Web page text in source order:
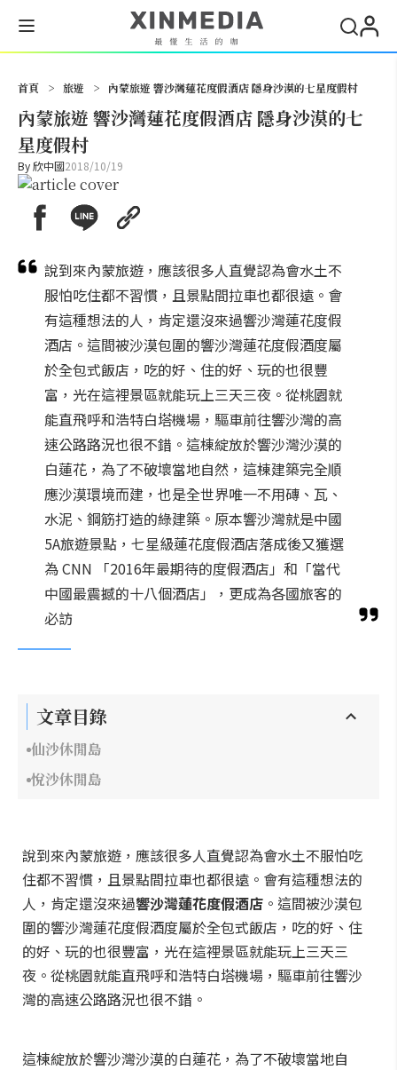
首頁 > 旅遊 > 內蒙旅遊 響沙灣蓮花度假酒店 隱身沙漠的七星度假村
內蒙旅遊 響沙灣蓮花度假酒店 隱身沙漠的七
星度假村
By欣中國2018/10/19
說到來內蒙旅遊，應該很多人直覺認為會水土不
服怕吃住都不習慣，且景點間拉車也都很遠。會
有這種想法的人，肯定還沒來過響沙灣蓮花度假
酒店。這間被沙漠包圍的響沙灣蓮花度假酒度屬
於全包式飯店，吃的好、住的好、玩的也很豐
富，光在這裡景區就能玩上三天三夜。從桃園就
能直飛呼和浩特白塔機場，驅車前往響沙灣的高
速公路路況也很不錯。這棟綻放於響沙灣沙漠的
白蓮花，為了不破壞當地自然，這棟建築完全順
應沙漠環境而建，也是全世界唯一不用磚、瓦、
水泥、鋼筋打造的綠建築。原本響沙灣就是中國
5A旅遊景點，七星級蓮花度假酒店落成後又獲選
為 CNN 「2016年最期待的度假酒店」和「當代
中國最震撼的十八個酒店」，更成為各國旅客的
必訪
文章目錄
仙沙休閒島
悅沙休閒島
說到來內蒙旅遊，應該很多人直覺認為會水土不服怕吃
住都不習慣，且景點間拉車也都很遠。會有這種想法的
人，肯定還沒來過響沙灣蓮花度假酒店 。這間被沙漠包
圍的響沙灣蓮花度假酒度屬於全包式飯店，吃的好、住
的好、玩的也很豐富，光在這裡景區就能玩上三天三
夜。從桃園就能直飛呼和浩特白塔機場，驅車前往響沙
灣的高速公路路況也很不錯。
這棟綻放於響沙灣沙漠的白蓮花，為了不破壞當地自